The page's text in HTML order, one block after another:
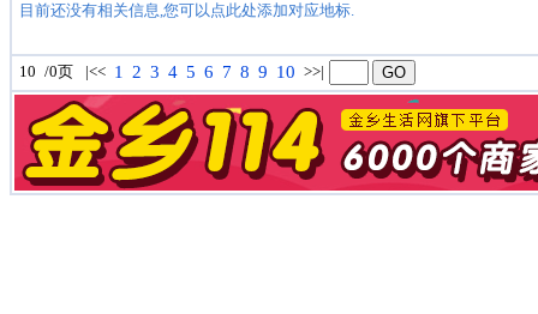
目前还没有相关信息,您可以点此处添加对应地标.
10 /0页 |<< 1 2 3 4 5 6 7 8 9 10 >>|